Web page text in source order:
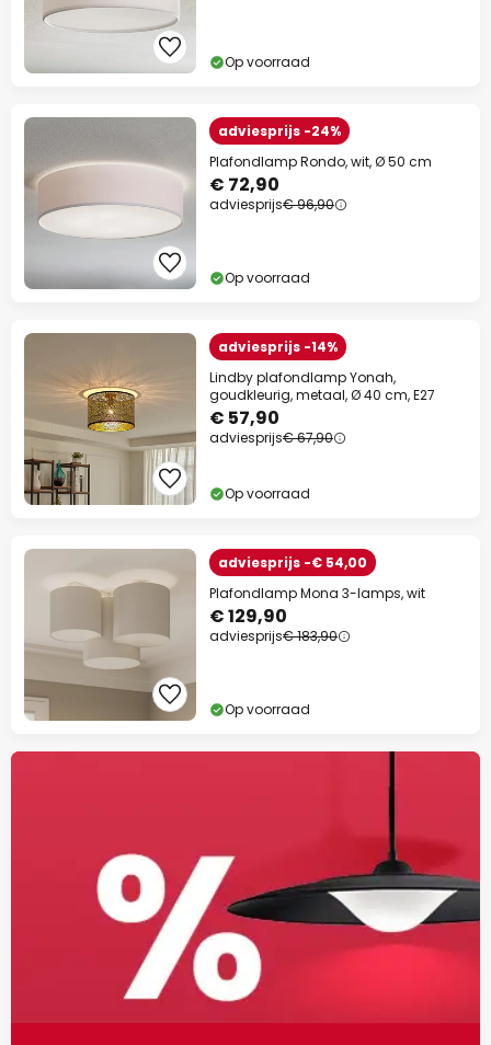
Op voorraad
adviesprijs -24%
Plafondlamp Rondo, wit, Ø 50 cm
€ 72,90
adviesprijs€ 96,90
Op voorraad
adviesprijs -14%
Lindby plafondlamp Yonah,
goudkleurig, metaal, Ø 40 cm, E27
€ 57,90
adviesprijs€ 67,90
Op voorraad
adviesprijs -€ 54,00
Plafondlamp Mona 3-lamps, wit
€ 129,90
adviesprijs€ 183,90
Op voorraad